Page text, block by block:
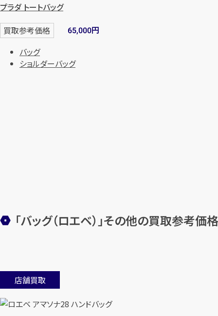
プラダ トートバッグ
買取参考価格 65,000円
バッグ
ショルダーバッグ
「バッグ（ロエベ）」その他の買取参考価格
店舗買取